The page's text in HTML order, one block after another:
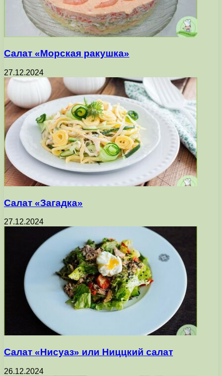
Салат «Морская ракушка»
27.12.2024
Салат «Загадка»
27.12.2024
Салат «Нисуаз» или Ниццкий салат
26.12.2024